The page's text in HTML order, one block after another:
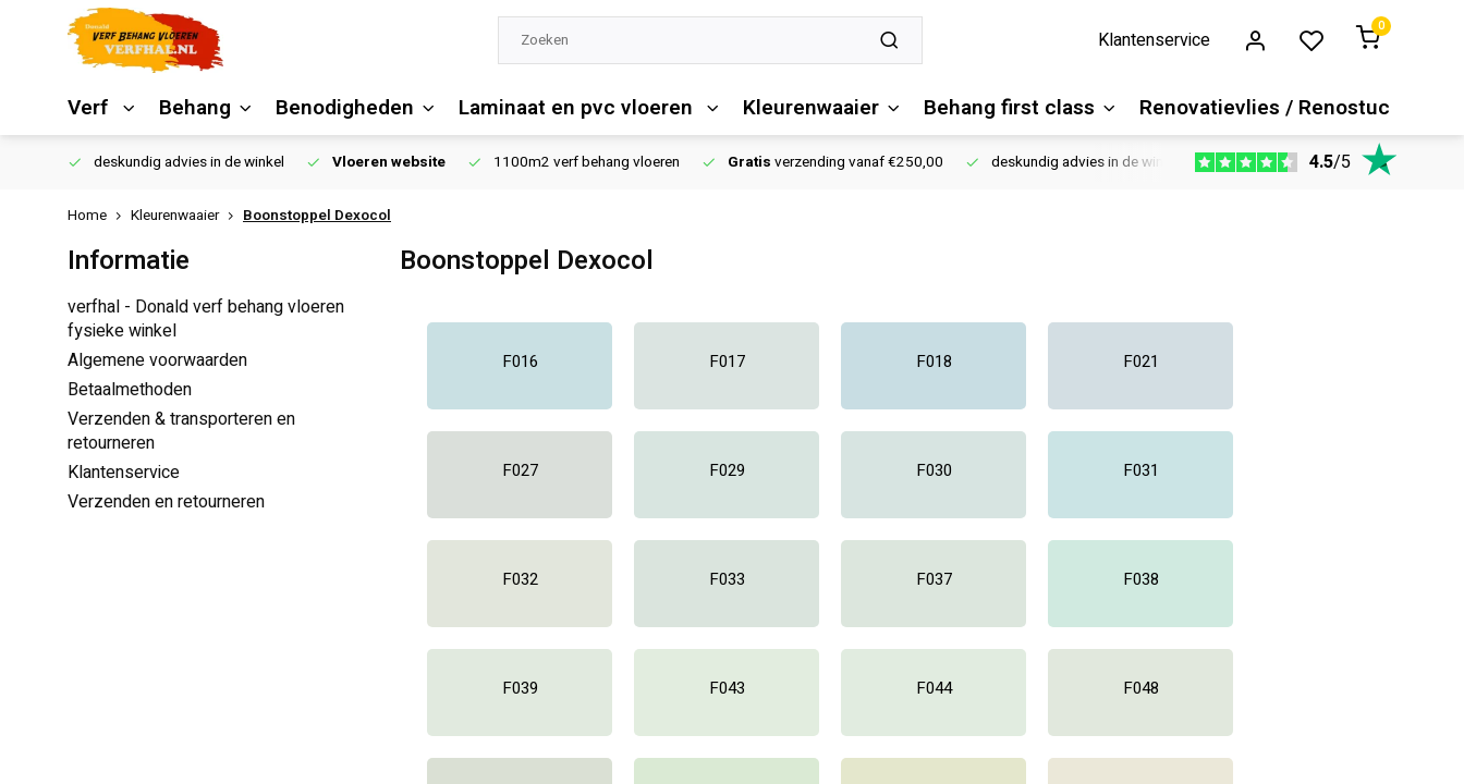
Klantenservice
0
Verf Behang Benodigheden Laminaat en pvc vloeren Kleurenwaaier Behang first class Renovatievlies / Renostuc
deskundig advies in de winkel Vloeren website 1100m2 verf behang vloeren Gratis verzending vanaf €250,00 deskundig advies in de winkel Vloeren website 1100m2
4.5/5
Home Kleurenwaaier Boonstoppel Dexocol
Informatie
verfhal - Donald verf behang vloeren
fysieke winkel
Algemene voorwaarden
Betaalmethoden
Verzenden & transporteren en
retourneren
Klantenservice
Verzenden en retourneren
Boonstoppel Dexocol
F016 F017 F018 F021
F027 F029 F030 F031
F032 F033 F037 F038
F039 F043 F044 F048